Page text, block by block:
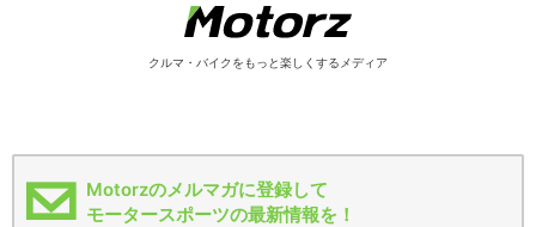
クルマ・バイクをもっと楽しくするメディア
Motorzのメルマガに登録して
モータースポーツの最新情報を！